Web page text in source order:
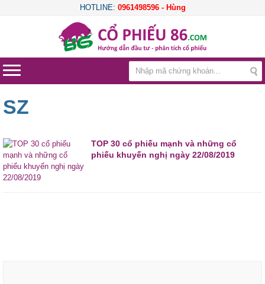
HOTLINE: 0961498596 - Hùng
SZ
TOP 30 cổ phiếu mạnh và những cổ
phiếu khuyến nghị ngày 22/08/2019